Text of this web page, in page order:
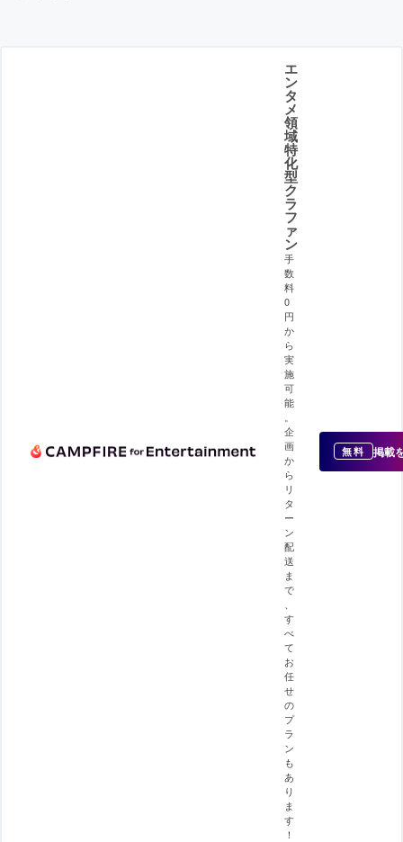
エ
ン
タ
メ
領
域
特
化
型
ク
ラ
フ
ァ
ン
手
数
料
0
円
か
ら
実
施
可
能
企
画
か
ら
リ
タ
ー
ン
配
送
ま
で
す
べ
て
お
任
せ
の
プ
ラ
ン
も
あ
り
ま
す
！
無料 掲載